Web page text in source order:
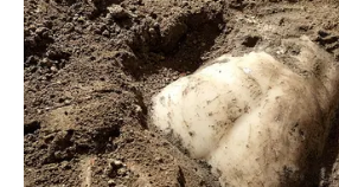
Suivez le bilan Journalier, Mensuel et
situé sur lapage des stats.
15 JASMIN GEMA
5 JOKER GES
11 INDIC